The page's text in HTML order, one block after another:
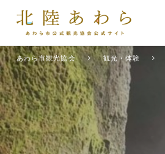
あわら市観光協会 観光・体験